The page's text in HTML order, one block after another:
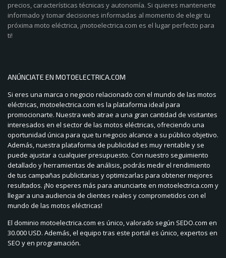
precios, características técnicas y autonomía. Si quieres mantenerte
informado y tomar decisiones informadas al momento de elegir tu
próxima moto eléctrica, ¡motoelectrica.com es el lugar perfecto para
ti!
ANÚNCIATE EN MOTOELECTRICA.COM
Si eres una marca o negocio relacionado con el mundo de las motos
eléctricas, motoelectrica.com es la plataforma ideal para
promocionarte. Nuestra web atrae a una gran cantidad de visitantes
interesados en el sector de las motos eléctricas, ofreciendo una
oportunidad única para que tu negocio alcance a su público objetivo.
Además, nuestra plataforma de publicidad es muy rentable y se
puede ajustar a cualquier presupuesto. Con nuestro seguimiento
detallado y herramientas de análisis, podrás medir el rendimiento
de tus campañas publicitarias y optimizarlas para obtener mejores
resultados. ¡No esperes más para anunciarte en motoelectrica.com y
llegar a una audiencia de clientes reales y comprometidos con el
mundo de las motos eléctricas!
El dominio motoelectrica.com es único, valorado según SEDO.com en
30.000 USD. Además, el equipo tras este portal es único, expertos en
SEO y en programación.